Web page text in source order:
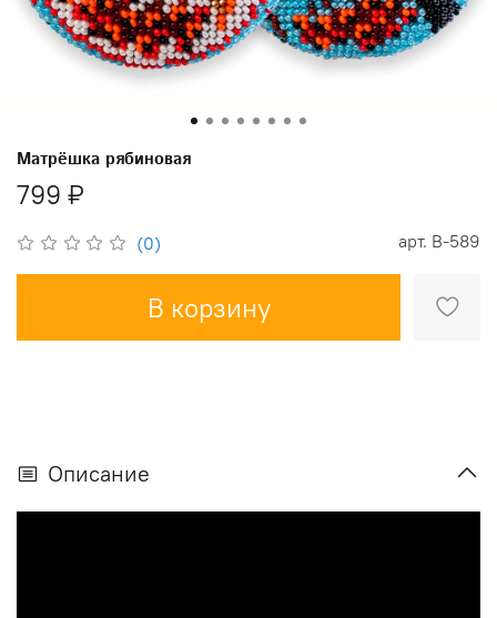
(0) арт. В-589
Матрёшка рябиновая
799 ₽
В корзину
Описание